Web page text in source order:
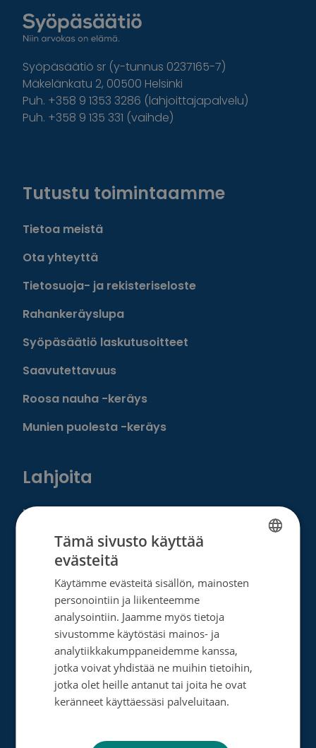
Syöpäsäätiö sr (y-tunnus 0237165-7)
Mäkelänkatu 2, 00500 Helsinki
Puh. +358 9 1353 3286 (lahjoittajapalvelu)
Puh. +358 9 135 331 (vaihde)
Tutustu toimintaamme
Tietoa meistä
Ota yhteyttä
Tietosuoja- ja rekisteriseloste
Rahankeräyslupa
Syöpäsäätiö laskutusoitteet
Saavutettavuus
Roosa nauha -keräys
Munien puolesta -keräys
Lahjoita
Löydä oma tapasi auttaa
Liity kuukausilahjoittajaksi
Tee kertalahjoitus
Tee muistolahja
Perusta merkkipäiväkeräys
Perusta muistokeräys
Perusta oma keräyksesi
Perusta päivätyökeräys
Tutustu testamenttilahjoitukseen
SWEDISH
Tämä sivusto käyttää
evästeitä
Käytämme evästeitä sisällön, mainosten
personointiin ja liikenteemme
analysointiin. Jaamme myös tietoja
sivustomme käytöstäsi mainos- ja
analytiikkakumppaneidemme kanssa,
jotka voivat yhdistää ne muihin tietoihin,
jotka olet heille antanut tai joita he ovat
keränneet käyttäessäsi palveluitaan.